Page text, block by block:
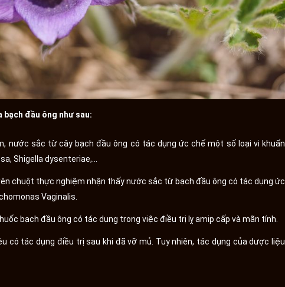
đầu ông như sau:
nước sắc từ cây bạch đầu ông có tác dụng ức chế một số loại vi khuẩn
Shigella dysenteriae,…
chuột thực nghiệm nhận thấy nước sắc từ bạch đầu ông có tác dụng ức
Vaginalis.
bạch đầu ông có tác dụng trong việc điều trị lỵ amip cấp và mãn tính.
có tác dụng điều trị sau khi đã vỡ mủ. Tuy nhiên, tác dụng của dược liệu